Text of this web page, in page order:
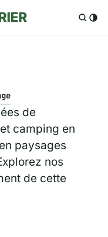
de
camping en
paysages
nos
de cette